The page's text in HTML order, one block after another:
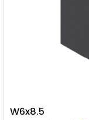
W6x8.5